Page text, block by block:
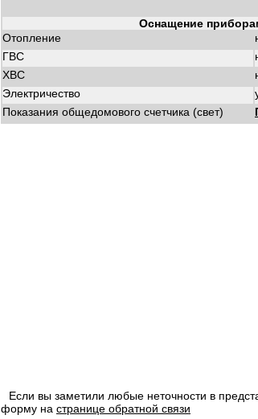
Оснащение
Отопление
ГВС
ХВС
Электричество
Показания общедомового счетчика (свет)
Если вы заметили любые неточности в
форму на странице обратной связи